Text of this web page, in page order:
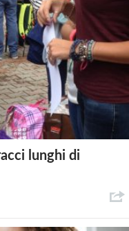
lunghi di